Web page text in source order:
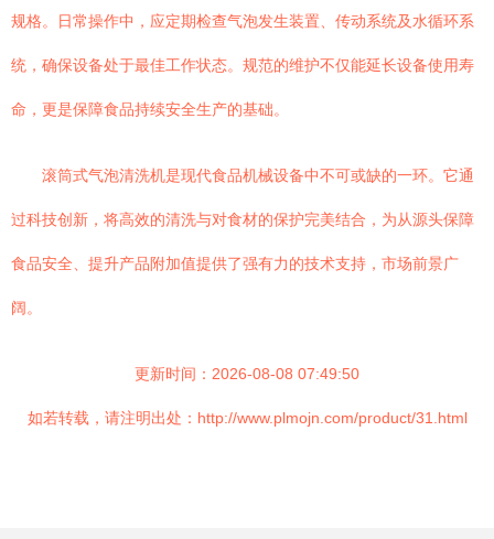
规格。日常操作中，应定期检查气泡发生装置、传动系统及水循环系
统，确保设备处于最佳工作状态。规范的维护不仅能延长设备使用寿
命，更是保障食品持续安全生产的基础。
滚筒式气泡清洗机是现代食品机械设备中不可或缺的一环。它通
过科技创新，将高效的清洗与对食材的保护完美结合，为从源头保障
食品安全、提升产品附加值提供了强有力的技术支持，市场前景广
阔。
更新时间：2026-08-08 07:49:50
如若转载，请注明出处：http://www.plmojn.com/product/31.html